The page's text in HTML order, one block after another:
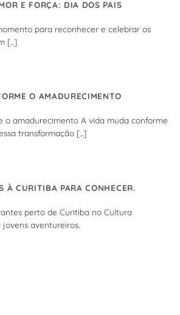
E FORÇA: DIA DOS PAIS
para reconhecer e celebrar os
[...]
O AMADURECIMENTO
o amadurecimento A vida muda conforme
transformação [...]
À CURITIBA PARA CONHECER.
perto de Curitiba no Cultura
aventureiros.